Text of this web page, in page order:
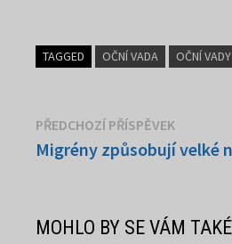
TAGGED OČNÍ VADA OČNÍ VADY
Navigace
pro
PŘEDCHOZÍ PŘÍSPĚVEK
Migrény způsobují velké
MOHLO BY SE VÁM